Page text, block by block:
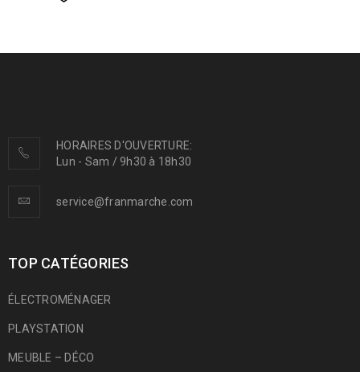
HORAIRES D'OUVERTURE:
Lun - Sam / 9h30 à 18h30
service@franmarche.com
TOP CATÉGORIES
ÉLECTROMÉNAGER
PLAYSTATION
MEUBLE – DÉCO